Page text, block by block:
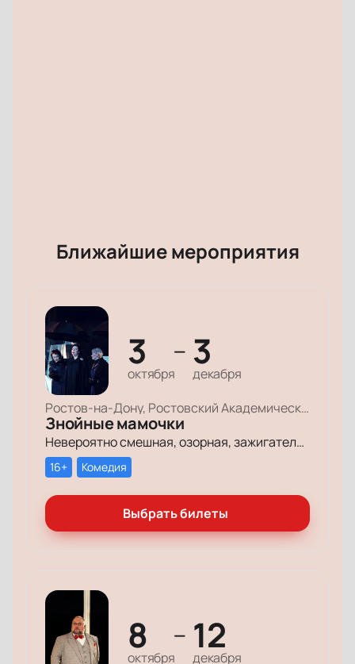
Ближайшие мероприятия
3
октября
— 3
декабря
Ростов-на-Дону, Ростовский Академический Театр Драмы, Малая сцена
Знойные мамочки
Невероятно смешная, озорная, зажигательная комедия – о том, как две прекрасные леди степенного возраста вовсе не торопятся остепеняться, и подают своим уже взрослым детям отличный пример, как жить на полную катушку.
16+ Комедия
Выбрать билеты
8
октября
— 12
декабря